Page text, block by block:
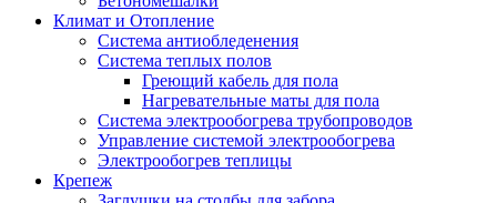
Климат и Отопление
Система антиобледенения
Система теплых полов
Греющий кабель для пола
Нагревательные маты для пола
Система электрообогрева трубопроводов
Управление системой электрообогрева
Электрообогрев теплицы
Крепеж